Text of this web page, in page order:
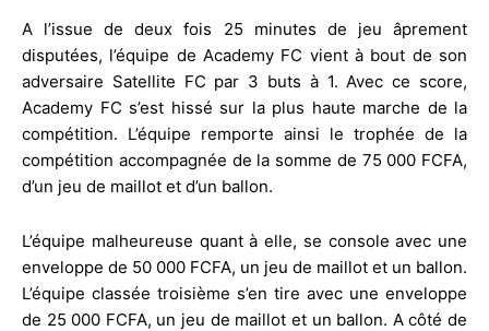
A l’issue de deux fois 25 minutes de jeu âprement
disputées, l’équipe de Academy FC vient à bout de son
adversaire Satellite FC par 3 buts à 1. Avec ce score,
Academy FC s’est hissé sur la plus haute marche de la
compétition. L’équipe remporte ainsi le trophée de la
compétition accompagnée de la somme de 75 000 FCFA,
d’un jeu de maillot et d’un ballon.
L’équipe malheureuse quant à elle, se console avec une
enveloppe de 50 000 FCFA, un jeu de maillot et un ballon.
L’équipe classée troisième s’en tire avec une enveloppe
de 25 000 FCFA, un jeu de maillot et un ballon. A côté de